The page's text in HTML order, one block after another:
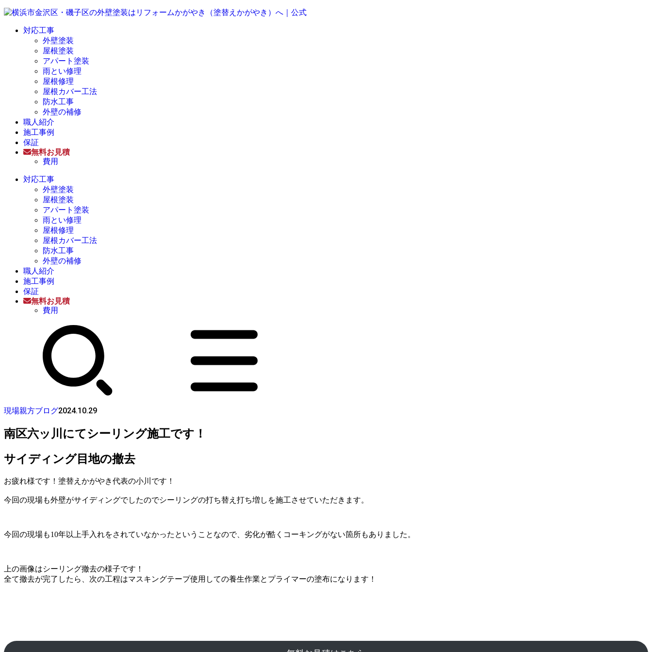
対応工事
外壁塗装
屋根塗装
アパート塗装
雨とい修理
屋根修理
屋根カバー工法
防水工事
外壁の補修
職人紹介
施工事例
保証
無料お見積
費用
対応工事
外壁塗装
屋根塗装
アパート塗装
雨とい修理
屋根修理
屋根カバー工法
防水工事
外壁の補修
職人紹介
施工事例
保証
無料お見積
費用
現場親方ブログ2024.10.29
南区六ッ川にてシーリング施工です！
サイディング目地の撤去
お疲れ様です！塗替えかがやき代表の小川です！
今回の現場も外壁がサイディングでしたのでシーリングの打ち替え打ち増しを施工させていただきます。
今回の現場も10年以上手入れをされていなかったということなので、劣化が酷くコーキングがない箇所もありました。
上の画像はシーリング撤去の様子です！
全て撤去が完了したら、次の工程はマスキングテープ使用しての養生作業とプライマーの塗布になります！